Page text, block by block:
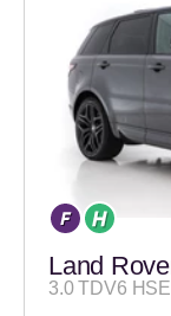
Land
3.0 TDV6